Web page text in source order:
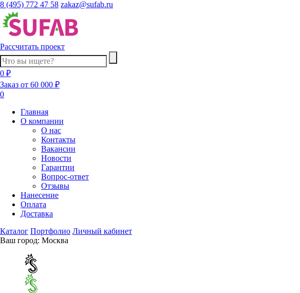
8 (495) 772 47 58 zakaz@sufab.ru
Рассчитать проект
0 ₽
Заказ от 60 000 ₽
0
Главная
О компании
О нас
Контакты
Вакансии
Новости
Гарантии
Вопрос-ответ
Отзывы
Нанесение
Оплата
Доставка
Каталог Портфолио Личный кабинет
Ваш город: Москва